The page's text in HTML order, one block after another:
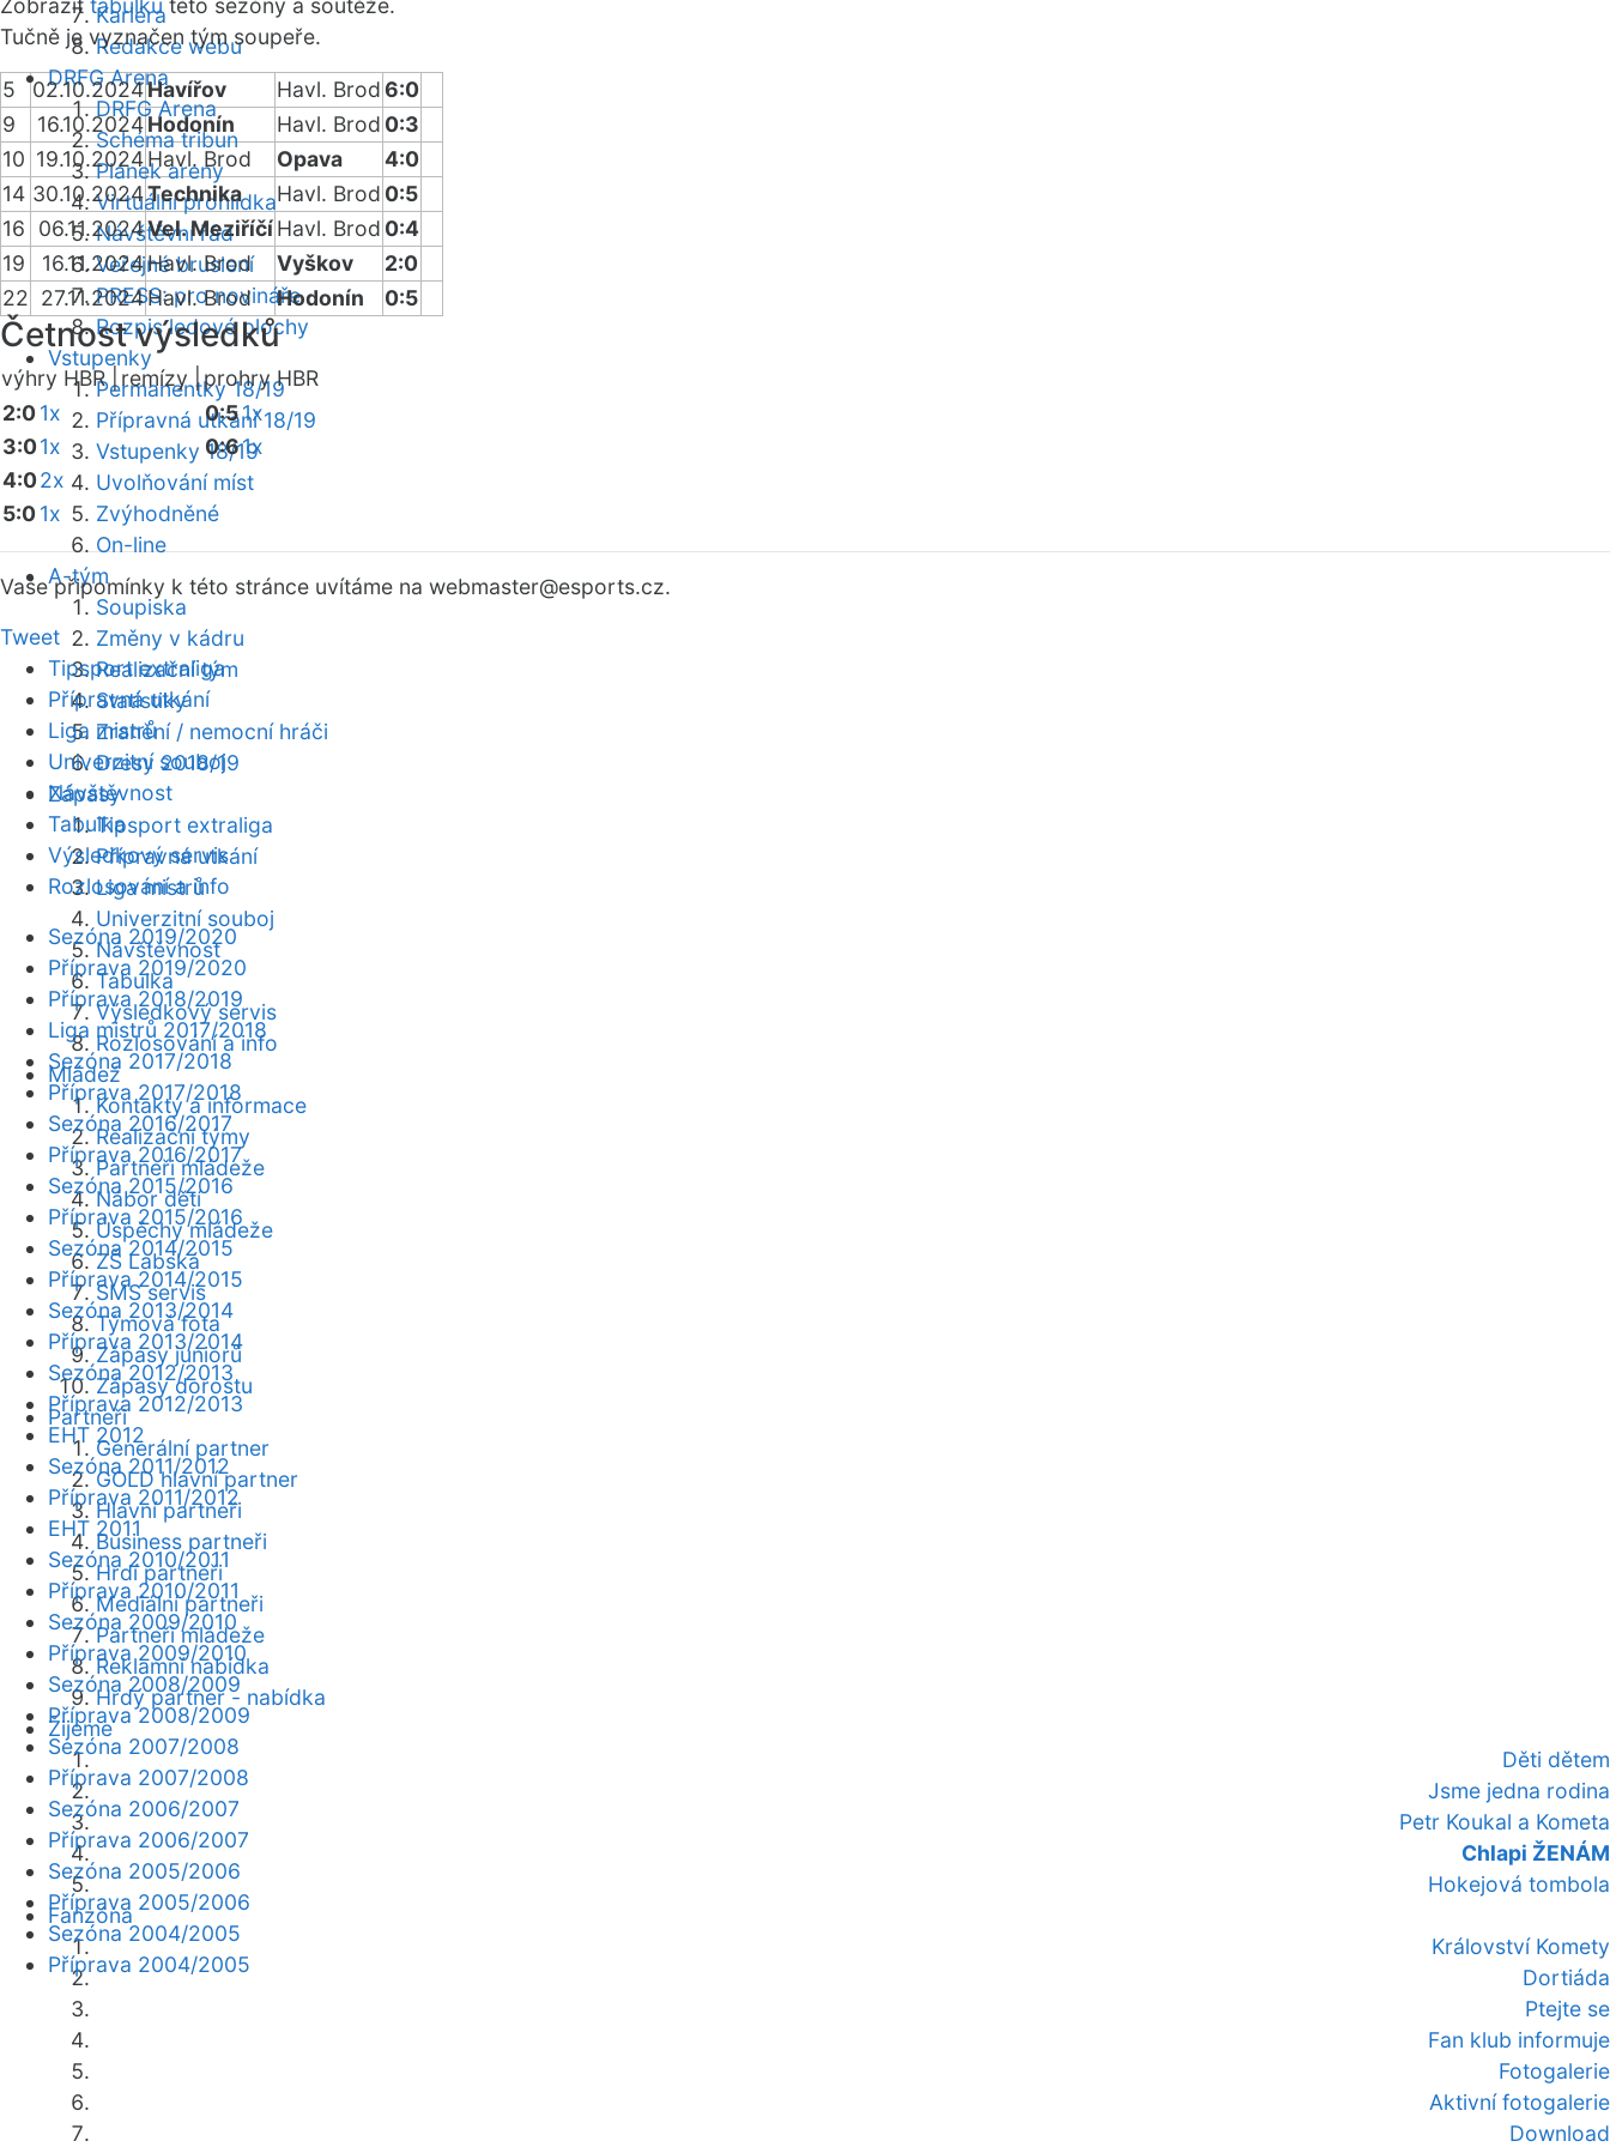
Kariéra
Redakce webu
DRFG Arena
DRFG Arena
Schéma tribun
Plánek areny
Virtuální prohlídka
Návštěvní řád
Veřejné bruslení
PRESS: pro novináře
Rozpis ledové plochy
Vstupenky
Permanentky 18/19
Přípravná utkání 18/19
Vstupenky 18/19
Uvolňování míst
Zvýhodněné
On-line
A-tým
Soupiska
Změny v kádru
Realizační tým
Statistiky
Zranění / nemocní hráči
Dresy 2018/19
Zápasy
Tipsport extraliga
Přípravná utkání
Liga mistrů
Univerzitní souboj
Návštěvnost
Tabulka
Výsledkový servis
Rozlosování a info
Mládež
Kontakty a informace
Realizační týmy
Partneři mládeže
Nábor dětí
Úspěchy mládeže
ZŠ Labská
SMS servis
Týmová fota
Zápasy juniorů
Zápasy dorostu
Partneři
Generální partner
GOLD hlavní partner
Hlavní partneři
Business partneři
Hrdí partneři
Mediální partneři
Partneři mládeže
Reklamní nabídka
Hrdý partner - nabídka
Žijeme
Děti dětem
Jsme jedna rodina
Petr Koukal a Kometa
Chlapi ŽENÁM
Hokejová tombola
Fanzóna
Království Komety
Dortiáda
Ptejte se
Fan klub informuje
Fotogalerie
Aktivní fotogalerie
Download
Zobrazit tabulku této sezóny a soutěže.
Tučně je vyznačen tým soupeře.
5 02.10.2024Havířov Havl. Brod6:0
9
16.10.2024Hodonín Havl. Brod 0:3
10 19.10.2024Havl. Brod Opava
4:0
14 30.10.2024Technika Havl. Brod 0:5
16
06.11.2024Vel. MeziříčíHavl. Brod 0:4
19
16.11.2024Havl. Brod Vyškov
2:0
22 27.11.2024Havl. Brod Hodonín 0:5
Četnost výsledků
výhry HBR | remízy |prohry HBR
2:01x
3:01x
4:02x
5:01x
0:51x
0:61x
Vaše připomínky k této stránce uvítáme na webmaster@esports.cz.
Tweet
Tipsport extraliga
Přípravná utkání
Liga mistrů
Univerzitní souboj
Návštěvnost
Tabulka
Výsledkový servis
Rozlosování a info
Sezóna 2019/2020
Příprava 2019/2020
Příprava 2018/2019
Liga mistrů 2017/2018
Sezóna 2017/2018
Příprava 2017/2018
Sezóna 2016/2017
Příprava 2016/2017
Sezóna 2015/2016
Příprava 2015/2016
Sezóna 2014/2015
Příprava 2014/2015
Sezóna 2013/2014
Příprava 2013/2014
Sezóna 2012/2013
Příprava 2012/2013
EHT 2012
Sezóna 2011/2012
Příprava 2011/2012
EHT 2011
Sezóna 2010/2011
Příprava 2010/2011
Sezóna 2009/2010
Příprava 2009/2010
Sezóna 2008/2009
Příprava 2008/2009
Sezóna 2007/2008
Příprava 2007/2008
Sezóna 2006/2007
Příprava 2006/2007
Sezóna 2005/2006
Příprava 2005/2006
Sezóna 2004/2005
Příprava 2004/2005